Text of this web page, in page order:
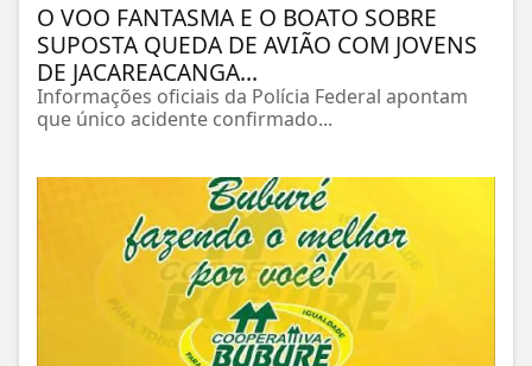
O VOO FANTASMA E O BOATO SOBRE
SUPOSTA QUEDA DE AVIÃO COM JOVENS
DE JACAREACANGA...
Informações oficiais da Polícia Federal apontam
que único acidente confirmado...